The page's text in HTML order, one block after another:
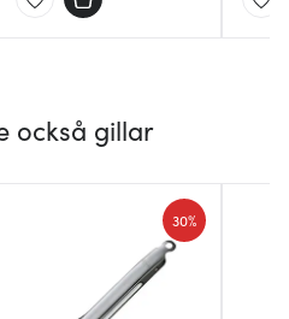
också gillar
30%